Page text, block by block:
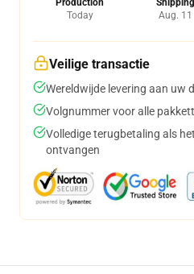
Production
Today
Shipping
Aug. 11
Veilige transactie
Wereldwijde levering aan uw
Volgnummer voor alle
Volledige terugbetaling als
ontvangen